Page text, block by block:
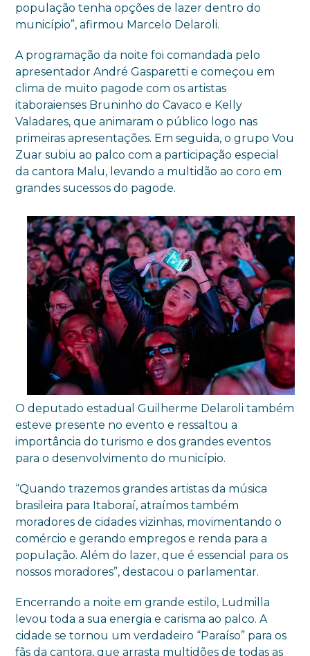
população tenha opções de lazer dentro do
município”, afirmou Marcelo Delaroli.
A programação da noite foi comandada pelo
apresentador André Gasparetti e começou em
clima de muito pagode com os artistas
itaboraienses Bruninho do Cavaco e Kelly
Valadares, que animaram o público logo nas
primeiras apresentações. Em seguida, o grupo Vou
Zuar subiu ao palco com a participação especial
da cantora Malu, levando a multidão ao coro em
grandes sucessos do pagode.
O deputado estadual Guilherme Delaroli também
esteve presente no evento e ressaltou a
importância do turismo e dos grandes eventos
para o desenvolvimento do município.
“Quando trazemos grandes artistas da música
brasileira para Itaboraí, atraímos também
moradores de cidades vizinhas, movimentando o
comércio e gerando empregos e renda para a
população. Além do lazer, que é essencial para os
nossos moradores”, destacou o parlamentar.
Encerrando a noite em grande estilo, Ludmilla
levou toda a sua energia e carisma ao palco. A
cidade se tornou um verdadeiro “Paraíso” para os
fãs da cantora, que arrasta multidões de todas as